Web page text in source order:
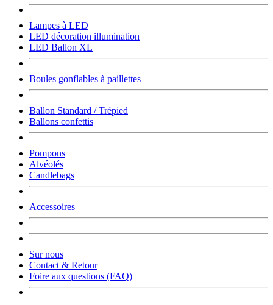
Lampes à LED
LED décoration illumination
LED Ballon XL
Boules gonflables à paillettes
Ballon Standard / Trépied
Ballons confettis
Pompons
Alvéolés
Candlebags
Accessoires
Sur nous
Contact & Retour
Foire aux questions (FAQ)